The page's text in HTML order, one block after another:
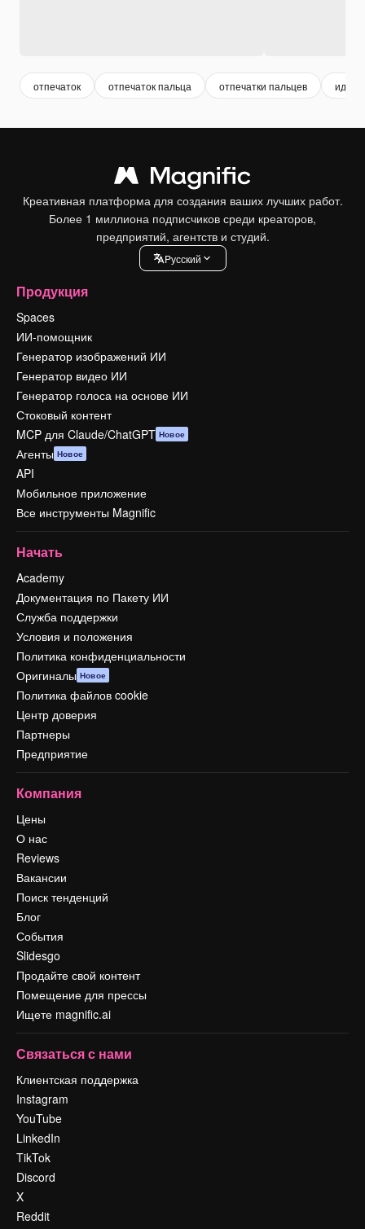
отпечаток отпечаток пальца отпечатки пальцев
Креативная платформа для создания ваших лучших работ.
Более 1 миллиона подписчиков среди креаторов,
предприятий, агентств и студий.
Pусский
Продукция
Spaces
ИИ-помощник
Генератор изображений ИИ
Генератор видео ИИ
Генератор голоса на основе ИИ
Стоковый контент
MCP для Claude/ChatGPT Новое
Агенты Новое
API
Мобильное приложение
Все инструменты Magnific
Начать
Academy
Документация по Пакету ИИ
Служба поддержки
Условия и положения
Политика конфиденциальности
Оригиналы Новое
Политика файлов cookie
Центр доверия
Партнеры
Предприятие
Компания
Цены
О нас
Reviews
Вакансии
Поиск тенденций
Блог
События
Slidesgo
Продайте свой контент
Помещение для прессы
Ищете magnific.ai
Связаться с нами
Клиентская поддержка
Instagram
YouTube
LinkedIn
TikTok
Discord
X
Reddit